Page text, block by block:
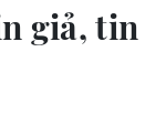
giả, tin